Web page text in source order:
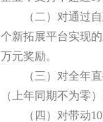
（二）对通过自
个新拓展平台实现
万元奖励。
（三）对全年直
（上年同期不为零
（四）对带动10